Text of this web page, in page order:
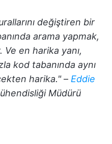
değiştiren bir
arama yapmak,
Ve en harika yanı,
kod tabanında aynı
harika."– Eddie
Müdürü